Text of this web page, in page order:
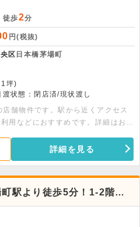
徒歩2分
円(税抜)
区 日本橋茅場町
坪)
渡状態：閉店済/現状渡し
舗物件です。駅から近くアクセス
用などにおすすめです。詳細はお問
詳細を見る
駅より徒歩5分！1-2階一